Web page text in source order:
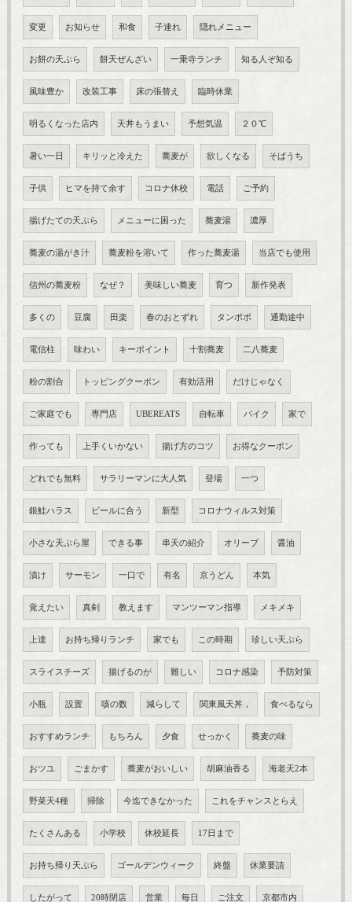
変更 お知らせ 和食 子連れ 隠れメニュー
お餅の天ぷら 餅天ぜんざい 一乗寺ランチ 知る人ぞ知る
風味豊か 改装工事 床の張替え 臨時休業
明るくなった店内 天丼もうまい 予想気温 ２０℃
暑い一日 キリッと冷えた 蕎麦が 欲しくなる そばうち
子供 ヒマを持て余す コロナ休校 電話 ご予約
揚げたての天ぷら メニューに困った 蕎麦湯 濃厚
蕎麦の湯がき汁 蕎麦粉を溶いて 作った蕎麦湯 当店でも使用
信州の蕎麦粉 なぜ？ 美味しい蕎麦 育つ 新作発表
多くの 豆腐 田楽 春のおとずれ タンポポ 通勤途中
電信柱 味わい キーポイント 十割蕎麦 二八蕎麦
粉の割合 トッピングクーポン 有効活用 だけじゃなく
ご家庭でも 専門店 UBEREATS 自転車 バイク 家で
作っても 上手くいかない 揚げ方のコツ お得なクーポン
どれでも無料 サラリーマンに大人気 登場 一つ
銀鮭ハラス ビールに合う 新型 コロナウィルス対策
小さな天ぷら屋 できる事 串天の紹介 オリーブ 醤油
漬け サーモン 一口で 有名 京うどん 本気
覚えたい 真剣 教えます マンツーマン指導 メキメキ
上達 お持ち帰りランチ 家でも この時期 珍しい天ぷら
スライスチーズ 揚げるのが 難しい コロナ感染 予防対策
小瓶 設置 咳の数 減らして 関東風天丼， 食べるなら
おすすめランチ もちろん 夕食 せっかく 蕎麦の味
おツユ ごまかす 蕎麦がおいしい 胡麻油香る 海老天2本
野菜天4種 掃除 今迄できなかった これをチャンスとらえ
たくさんある 小学校 休校延長 17日まで
お持ち帰り天ぷら ゴールデンウィーク 終盤 休業要請
したがって 20時閉店 営業 毎日 ご注文 京都市内